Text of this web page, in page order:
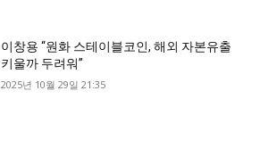
이창용 “원화 스테이블코인, 해외 자본유출
키울까 두려워”
2025년 10월 29일 21:35